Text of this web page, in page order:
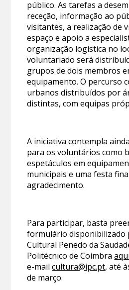
público. As tarefas a
receção, informação ao
visitantes, a realização de
espaço e apoio a
organização logística no
voluntariado será
grupos de dois membros
equipamento. O percurso
urbanos distribuídos por
distintas, com equipas
A iniciativa contempla
para os voluntários como
espetáculos em
municipais e uma festa
agradecimento.
Para participar, basta
formulário disponibilizado
Cultural Penedo da
Politécnico de Coimbraaqui
e-mailcultura@ipc.pt, até
de março.